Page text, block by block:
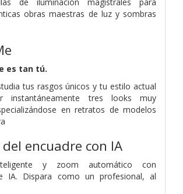
obras maestras de luz y sombras
es tan tú.
tus rasgos únicos y tu estilo actual
instantáneamente tres looks muy
en retratos de modelos
encuadre con IA
y zoom automático con
IA. Dispara como un profesional, al